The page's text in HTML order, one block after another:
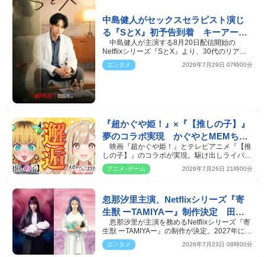
中島健人がセックスセラピスト演じ
る『SとX』初予告到着 キーアート
＆場面写真も一挙解禁
中島健人が主演する8月20日配信開始の
Netflixシリーズ『SとX』より、30代のリアル
な仕事や恋、葛藤が繊…
エンタメ 2026年7月29日 07時00分
『超かぐや姫！』×『【推しの子】』
夢のコラボ実現 かぐやとMEMちょ
が息ぴったりの初共演
映画『超かぐや姫！』とテレビアニメ『【推
しの子】』のコラボが実現。駆け出しライバ
ー・かぐやがライ…
アニメ･ゲーム 2026年7月26日 21時00分
忽那汐里主演、Netflixシリーズ『寄
生獣 ーTAMIYAー』制作決定 田宮
良子ビジュアル解禁
忽那汐里が主演を務めるNetflixシリーズ『寄
生獣 ーTAMIYAー』の制作が決定。2027年に世
界独占配信され…
エンタメ 2026年7月23日 08時00分